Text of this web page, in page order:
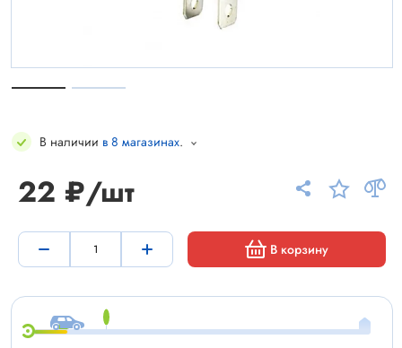
В наличии в 8 магазинах.
22 ₽/шт
В корзину